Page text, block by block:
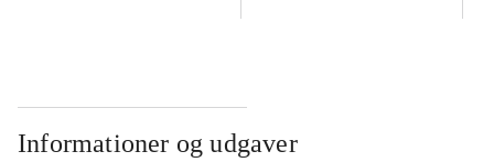
Informationer og udgaver